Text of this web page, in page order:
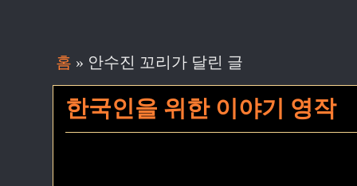
홈 » 안수진 꼬리가 달린 글
한국인을 위한 이야기 영작